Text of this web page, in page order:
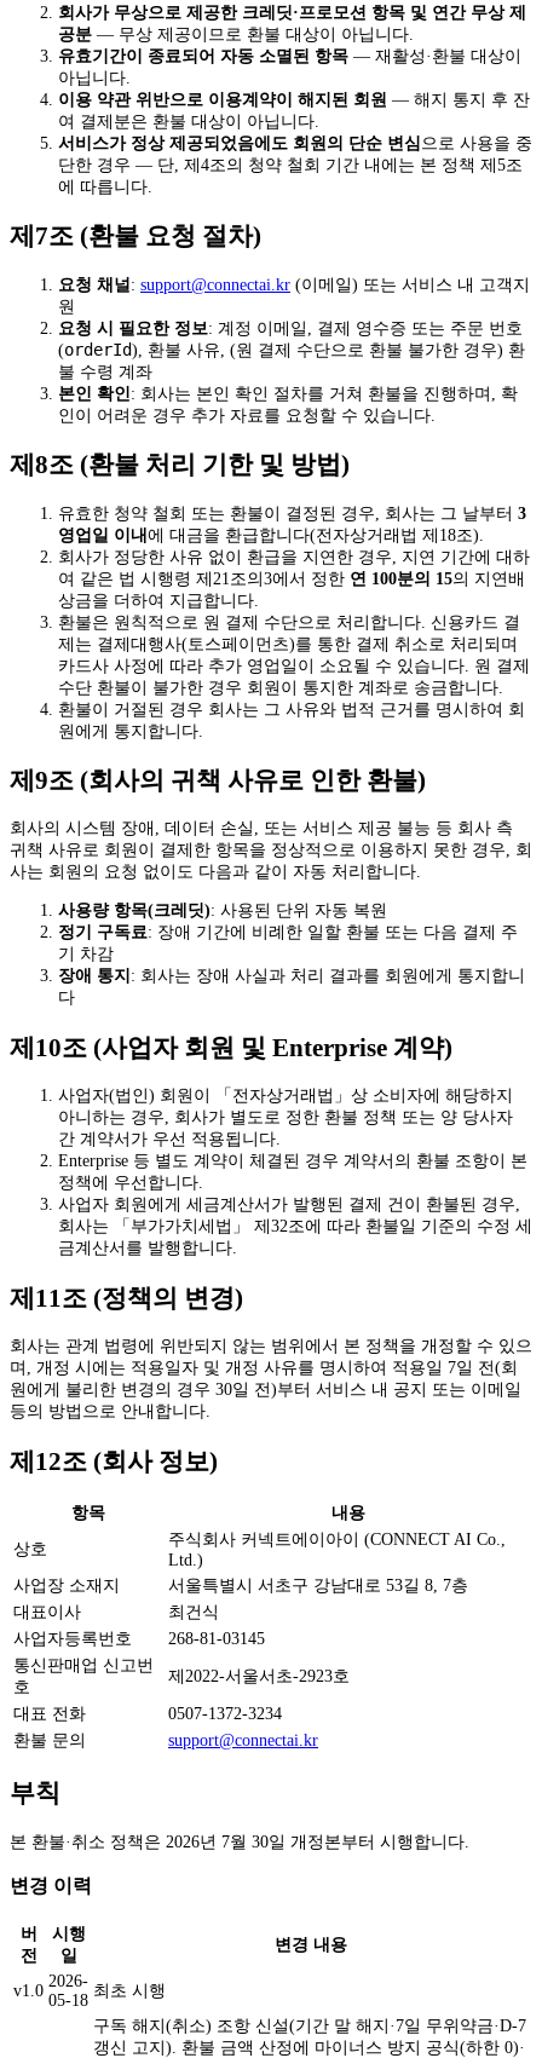
회사가 무상으로 제공한 크레딧·프로모션 항목 및 연간 무상 제
공분 — 무상 제공이므로 환불 대상이 아닙니다.
유효기간이 종료되어 자동 소멸된 항목 — 재활성·환불 대상이
아닙니다.
이용 약관 위반으로 이용계약이 해지된 회원 — 해지 통지 후 잔
여 결제분은 환불 대상이 아닙니다.
서비스가 정상 제공되었음에도 회원의 단순 변심 으로 사용을 중
단한 경우 — 단, 제4조의 청약 철회 기간 내에는 본 정책 제5조
에 따릅니다.
제7조 (환불 요청 절차)
요청 채널 : support@connectai.kr (이메일) 또는 서비스 내 고객지
원
요청 시 필요한 정보 : 계정 이메일, 결제 영수증 또는 주문 번호
(orderId), 환불 사유, (원 결제 수단으로 환불 불가한 경우) 환
불 수령 계좌
본인 확인 : 회사는 본인 확인 절차를 거쳐 환불을 진행하며, 확
인이 어려운 경우 추가 자료를 요청할 수 있습니다.
제8조 (환불 처리 기한 및 방법)
유효한 청약 철회 또는 환불이 결정된 경우, 회사는 그 날부터 3
영업일 이내 에 대금을 환급합니다(전자상거래법 제18조).
회사가 정당한 사유 없이 환급을 지연한 경우, 지연 기간에 대하
여 같은 법 시행령 제21조의3에서 정한 연 100분의 15의 지연배
상금을 더하여 지급합니다.
환불은 원칙적으로 원 결제 수단으로 처리합니다. 신용카드 결
제는 결제대행사(토스페이먼츠)를 통한 결제 취소로 처리되며
카드사 사정에 따라 추가 영업일이 소요될 수 있습니다. 원 결제
수단 환불이 불가한 경우 회원이 통지한 계좌로 송금합니다.
환불이 거절된 경우 회사는 그 사유와 법적 근거를 명시하여 회
원에게 통지합니다.
제9조 (회사의 귀책 사유로 인한 환불)
회사의 시스템 장애, 데이터 손실, 또는 서비스 제공 불능 등 회사 측
귀책 사유로 회원이 결제한 항목을 정상적으로 이용하지 못한 경우, 회
사는 회원의 요청 없이도 다음과 같이 자동 처리합니다.
사용량 항목(크레딧): 사용된 단위 자동 복원
정기 구독료: 장애 기간에 비례한 일할 환불 또는 다음 결제 주
기 차감
장애 통지 : 회사는 장애 사실과 처리 결과를 회원에게 통지합니
다
제10조 (사업자 회원 및 Enterprise 계약)
사업자(법인) 회원이 「전자상거래법」상 소비자에 해당하지
아니하는 경우, 회사가 별도로 정한 환불 정책 또는 양 당사자
간 계약서가 우선 적용됩니다.
Enterprise 등 별도 계약이 체결된 경우 계약서의 환불 조항이 본
정책에 우선합니다.
사업자 회원에게 세금계산서가 발행된 결제 건이 환불된 경우,
회사는 「부가가치세법」 제32조에 따라 환불일 기준의 수정 세
금계산서를 발행합니다.
제11조 (정책의 변경)
회사는 관계 법령에 위반되지 않는 범위에서 본 정책을 개정할 수 있으
며, 개정 시에는 적용일자 및 개정 사유를 명시하여 적용일 7일 전(회
원에게 불리한 변경의 경우 30일 전)부터 서비스 내 공지 또는 이메일
등의 방법으로 안내합니다.
제12조 (회사 정보)
항목
내용
상호
주식회사 커넥트에이아이 (CONNECT AI Co.,
Ltd.)
사업장 소재지
서울특별시 서초구 강남대로 53길 8, 7층
대표이사
최건식
사업자등록번호
268-81-03145
통신판매업 신고번
호
제2022-서울서초-2923호
대표 전화
0507-1372-3234
환불 문의
support@connectai.kr
부칙
본 환불·취소 정책은 2026년 7월 30일 개정본부터 시행합니다.
변경 이력
버
전
시행
일
변경 내용
v1.0
2026-
05-18
최초 시행
구독 해지(취소) 조항 신설(기간 말 해지·7일 무위약금·D-7
갱신 고지). 환불 금액 산정에 마이너스 방지 공식(하한 0)·